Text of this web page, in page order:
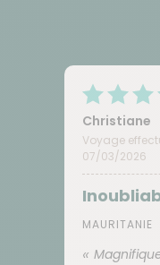
Christiane
Voyage
07/03/2026
MAURITANIE